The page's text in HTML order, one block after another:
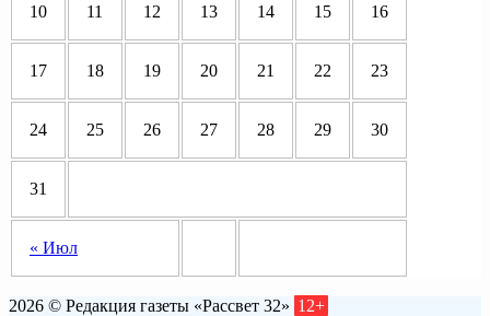
« Июл
10 11 12 13 14 15 16
17 18 19 20 21 22 23
24 25 26 27 28 29 30
31
2026 © Редакция газеты «Рассвет 32» 12+